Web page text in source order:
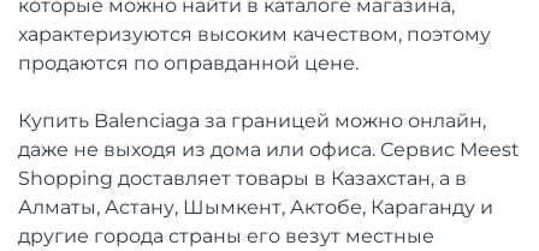
которые можно найти в каталоге магазина,
характеризуются высоким качеством, поэтому
продаются по оправданной цене.
Купить Balenciaga за границей можно онлайн,
даже не выходя из дома или офиса. Сервис Meest
Shopping доставляет товары в Казахстан, а в
Алматы, Астану, Шымкент, Актобе, Караганду и
другие города страны его везут местные